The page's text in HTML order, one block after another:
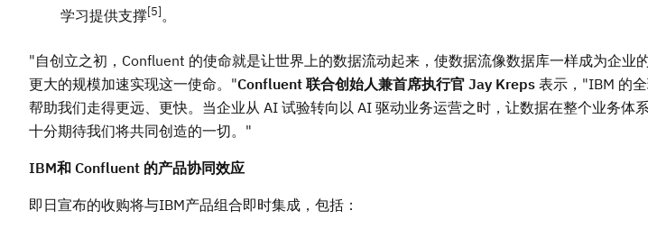
学习提供支撑[5]。
"自创立之初，Confluent 的使命就是让世界上的数据流动起来，使数据流像数据库一样成为企业
更大的规模加速实现这一使命。"Confluent 联合创始人兼首席执行官 Jay Kreps 表示，"IBM 的
帮助我们走得更远、更快。当企业从 AI 试验转向以 AI 驱动业务运营之时，让数据在整个业务体
十分期待我们将共同创造的一切。"
IBM和 Confluent 的产品协同效应
即日宣布的收购将与IBM产品组合即时集成，包括：